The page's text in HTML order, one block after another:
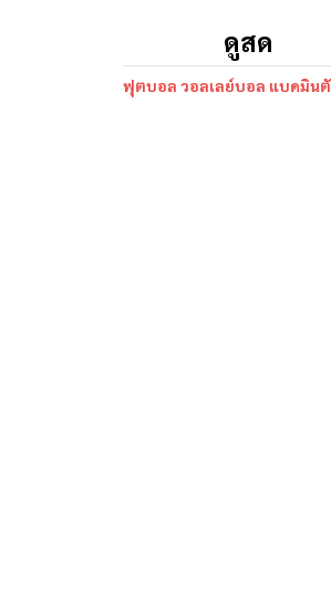
ดูสด
ฟุตบอล วอลเลย์บอล แบดมิน